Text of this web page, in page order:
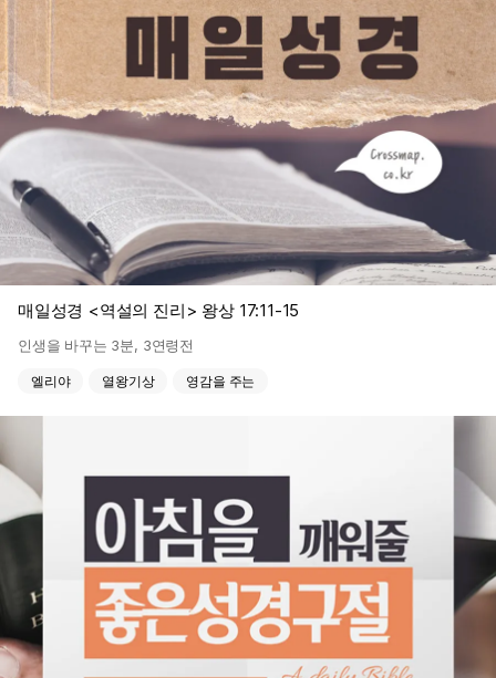
매일성경 <역설의 진리> 왕상 17:11-15
인생을 바꾸는 3분, 3연령전
엘리야 열왕기상 영감을 주는